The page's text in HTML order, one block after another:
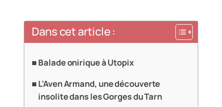
Dans cet article :
Balade onirique à Utopix
L’Aven Armand, une découverte
insolite dans les Gorges du Tarn